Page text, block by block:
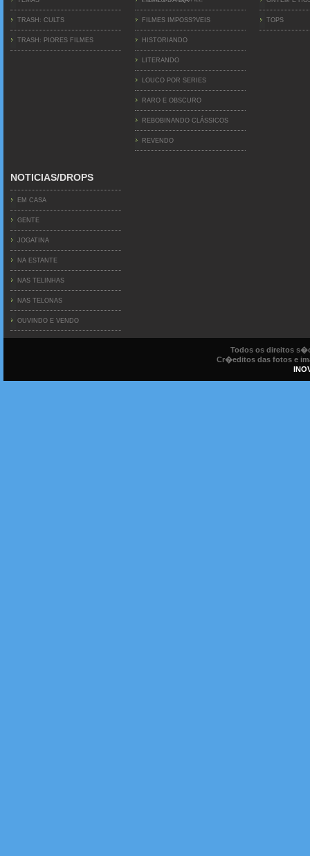
TRASH: CULTS
TRASH: PIORES FILMES
FILMES IMPOSS?VEIS
HISTORIANDO
LITERANDO
LOUCO POR SERIES
RARO E OBSCURO
REBOBINANDO CLÁSSICOS
REVENDO
TOPS
NOTICIAS/DROPS
EM CASA
GENTE
JOGATINA
NA ESTANTE
NAS TELINHAS
NAS TELONAS
OUVINDO E VENDO
Todos os direitos
Cr�editos das fotos e